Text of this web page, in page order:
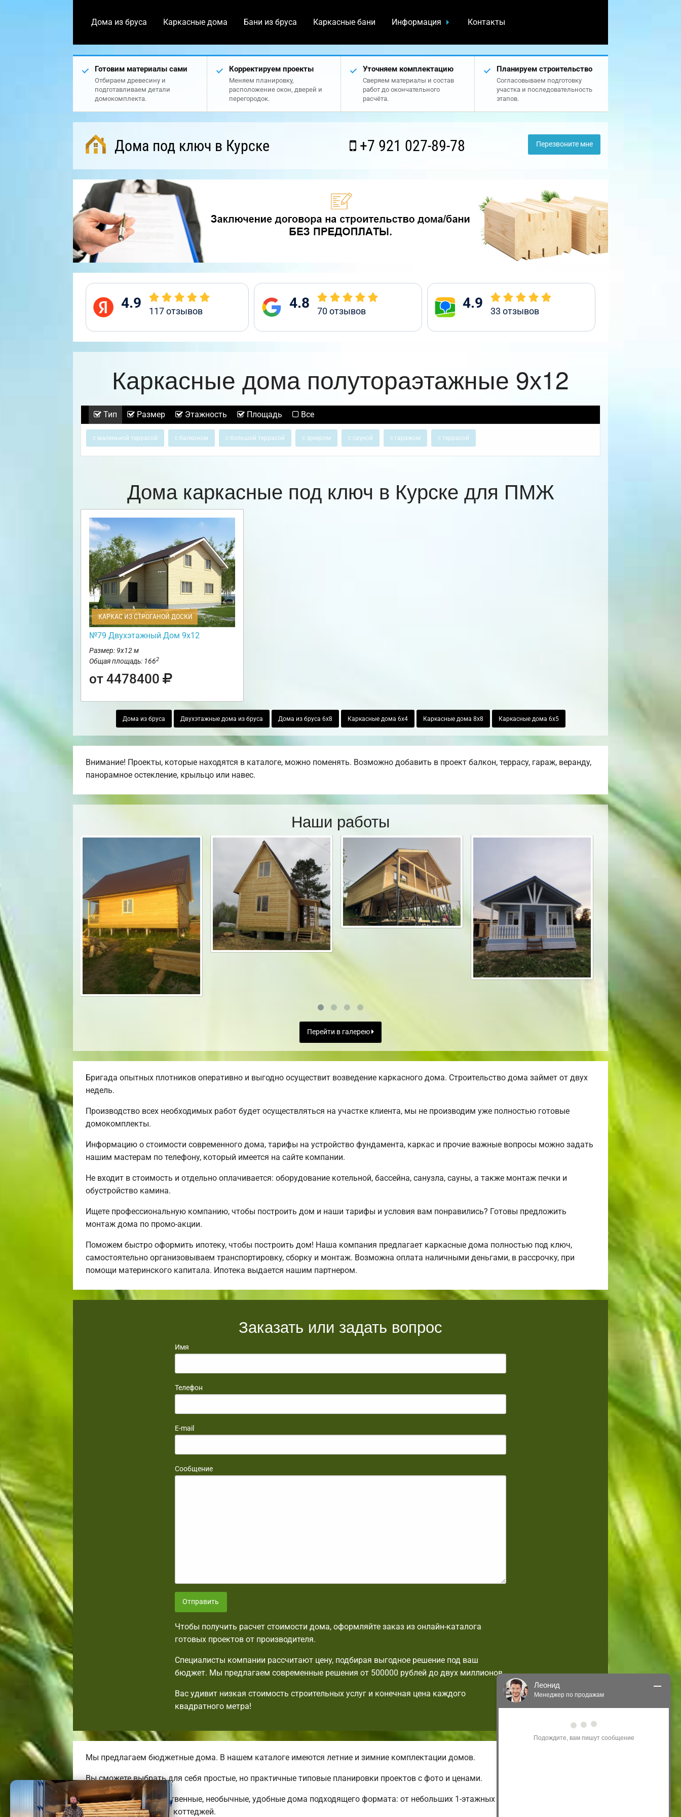
Дома из бруса Каркасные дома Бани из бруса Каркасные бани Информация Контакты
Готовим материалы сами
Отбираем древесину и
подготавливаем детали
домокомплекта.
Корректируем проекты
Меняем планировку,
расположение окон, дверей и
перегородок.
Уточняем комплектацию
Сверяем материалы и состав
работ до окончательного
расчёта.
Планируем строительство
Согласовываем подготовку
участка и последовательность
этапов.
Дома под ключ в Курске +7 921 027-89-78 Перезвоните мне
4.9 117отзывов 4.8 70отзывов 4.9 33 отзывов
Каркасные дома полутораэтажные 9х12
Тип Размер Этажность Площадь Все
с маленькой террасой с балконом с большой террасой с эркером с сауной с гаражом с террасой
Дома каркасные под ключ в Курске для ПМЖ
КАРКАС ИЗ СТРОГАНОЙ ДОСКИ
№79 Двухэтажный Дом 9х12
Размер: 9х12 м
Общая площадь: 1662
от 4478400
Дома из бруса Двухэтажные дома из бруса Дома из бруса 6х8 Каркасные дома 6х4 Каркасные дома 8х8 Каркасные дома 6х5
Внимание! Проекты, которые находятся в каталоге, можно поменять. Возможно добавить в проект балкон, террасу, гараж, веранду,
панорамное остекление, крыльцо или навес.
Наши работы
Перейти в галерею
Бригада опытных плотников оперативно и выгодно осуществит возведение каркасного дома. Строительство дома займет от двух
недель.
Производство всех необходимых работ будет осуществляться на участке клиента, мы не производим уже полностью готовые
домокомплекты.
Информацию о стоимости современного дома, тарифы на устройство фундамента, каркас и прочие важные вопросы можно задать
нашим мастерам по телефону, который имеется на сайте компании.
Не входит в стоимость и отдельно оплачивается: оборудование котельной, бассейна, санузла, сауны, а также монтаж печки и
обустройство камина.
Ищете профессиональную компанию, чтобы построить дом и наши тарифы и условия вам понравились? Готовы предложить
монтаж дома по промо-акции.
Поможем быстро оформить ипотеку, чтобы построить дом! Наша компания предлагает каркасные дома полностью под ключ,
самостоятельно организовываем транспортировку, сборку и монтаж. Возможна оплата наличными деньгами, в рассрочку, при
помощи материнского капитала. Ипотека выдается нашим партнером.
Заказать или задать вопрос
Имя
Телефон
E-mail
Сообщение
Отправить
Чтобы получить расчет стоимости дома, оформляйте заказ из онлайн-каталога
готовых проектов от производителя.
Специалисты компании рассчитают цену, подбирая выгодное решение под ваш
бюджет. Мы предлагаем современные решения от 500000 рублей до двух миллионов.
Вас удивит низкая стоимость строительных услуг и конечная цена каждого
квадратного метра!
Мы предлагаем бюджетные дома. В нашем каталоге имеются летние и зимние комплектации домов.
Вы сможете выбрать для себя простые, но практичные типовые планировки проектов с фото и ценами.
Мы предлагаем качественные, необычные, удобные дома подходящего формата: от небольших 1-этажных и бюджетных до
больших трехэтажных коттеджей.
Леонид
Менеджер по продажам
Здравствуйте! Я могу
акциям и проектам.